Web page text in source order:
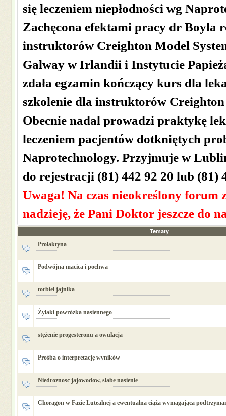
się leczeniem niepłodności wg
Zachęcona efektami pracy dr Boyla
instruktorów Creighton Model
Galway w Irlandii i Instytucie
zdała egzamin kończący kurs dla
szkolenie dla instruktorów
Obecnie nadal prowadzi praktykę
leczeniem pacjentów dotkniętych
Naprotechnology. Przyjmuje w
do rejestracji (81) 442 92 20 lub (81)
Uwaga! Na czas nieokreślony forum
nadzieję, że Pani Doktor jeszcze do
Tematy
Prolaktyna
Podwójna macica i pochwa
torbiel jajnika
Żylaki powrózka nasiennego
stężenie progesteronu a owulacja
Prośba o interpretację wyników
Niedroznosc jajowodow, slabe nasienie
Choragon w Fazie Lutealnej a ewentualna ciąża wymagająca